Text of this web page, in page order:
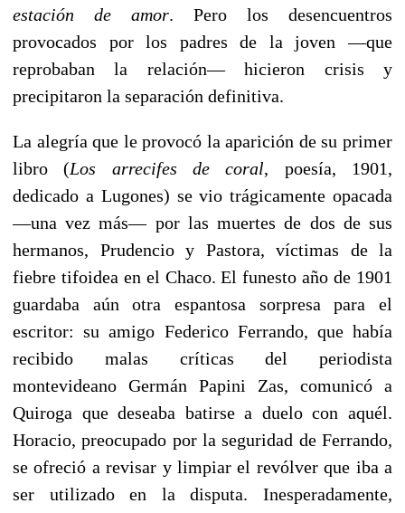
estación de amor. Pero los desencuentros
provocados por los padres de la joven —que
reprobaban la relación— hicieron crisis y
precipitaron la separación definitiva.
La alegría que le provocó la aparición de su primer
libro (Los arrecifes de coral, poesía, 1901,
dedicado a Lugones) se vio trágicamente opacada
—una vez más— por las muertes de dos de sus
hermanos, Prudencio y Pastora, víctimas de la
fiebre tifoidea en el Chaco. El funesto año de 1901
guardaba aún otra espantosa sorpresa para el
escritor: su amigo Federico Ferrando, que había
recibido malas críticas del periodista
montevideano Germán Papini Zas, comunicó a
Quiroga que deseaba batirse a duelo con aquél.
Horacio, preocupado por la seguridad de Ferrando,
se ofreció a revisar y limpiar el revólver que iba a
ser utilizado en la disputa. Inesperadamente,